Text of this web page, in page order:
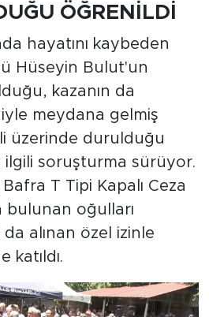
ÖĞRENİLDİ
hayatını kaybeden
Hüseyin Bulut'un
kazanın da
meydana gelmiş
üzerinde durulduğu
ilgili soruşturma sürüyor.
T Tipi Kapalı Ceza
bulunan oğulları
alınan özel izinle
katıldı.